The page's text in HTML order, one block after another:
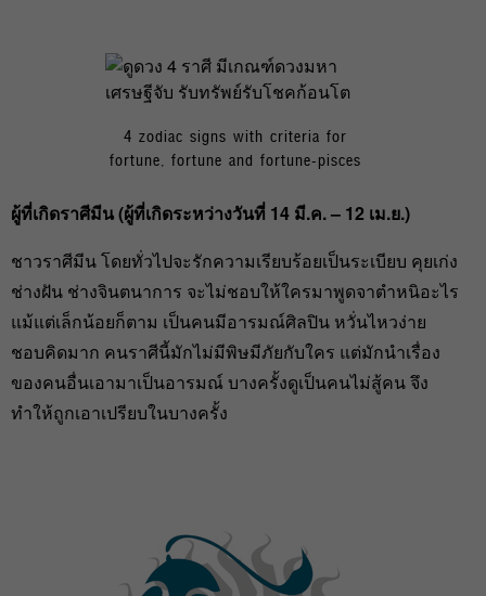
4 zodiac signs with criteria for
fortune, fortune and fortune-pisces
ผู้ที่เกิดราศีมีน (ผู้ที่เกิดระหว่างวันที่ 14 มี.ค. – 12 เม.ย.)
ชาวราศีมีน โดยทั่วไปจะรักความเรียบร้อยเป็นระเบียบ คุยเก่ง
ช่างฝัน ช่างจินตนาการ จะไม่ชอบให้ใครมาพูดจาตำหนิอะไร
แม้แต่เล็กน้อยก็ตาม เป็นคนมีอารมณ์ศิลปิน หวั่นไหวง่าย
ชอบคิดมาก คนราศีนี้มักไม่มีพิษมีภัยกับใคร แต่มักนำเรื่อง
ของคนอื่นเอามาเป็นอารมณ์ บางครั้งดูเป็นคนไม่สู้คน จึง
ทำให้ถูกเอาเปรียบในบางครั้ง